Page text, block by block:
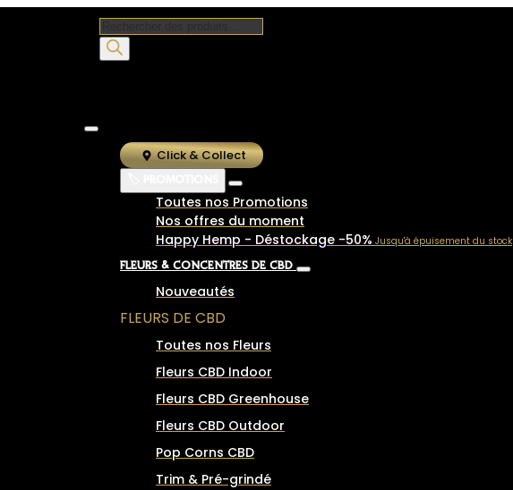
Recherche
de
Click & Collect
Toutes nos Promotions
Nos offres du moment
Happy Hemp - Déstockage -50% Jusqu'à épuisement du stock
FLEURS & CONCENTRÉS DE CBD
Nouveautés
FLEURS DE CBD
Toutes nos Fleurs
Fleurs CBD Indoor
Fleurs CBD Greenhouse
Fleurs CBD Outdoor
Pop Corns CBD
Trim & Pré-grindé